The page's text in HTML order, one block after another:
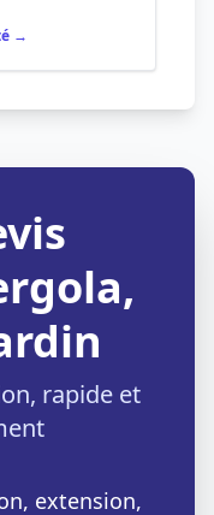
→
rapide et
extension,